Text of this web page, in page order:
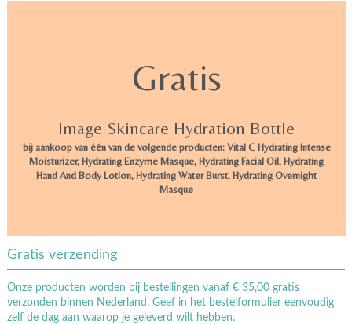
Gratis
Image Skincare Hydration Bottle
bij aankoop van één van de volgende producten: Vital C Hydrating Intense
Moisturizer, Hydrating Enzyme Masque, Hydrating Facial Oil, Hydrating
Hand And Body Lotion, Hydrating Water Burst, Hydrating Overnight
Masque
Gratis verzending
Onze producten worden bij bestellingen vanaf € 35,00 gratis
verzonden binnen Nederland. Geef in het bestelformulier eenvoudig
zelf de dag aan waarop je geleverd wilt hebben.